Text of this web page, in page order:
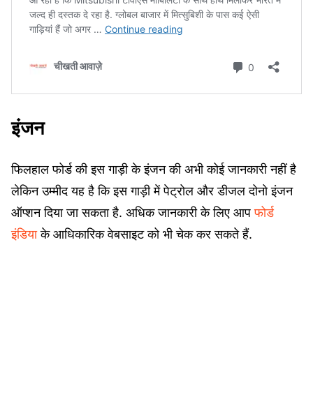
इंजन
फिलहाल फोर्ड की इस गाड़ी के इंजन की अभी कोई जानकारी नहीं है
लेकिन उम्मीद यह है कि इस गाड़ी में पेट्रोल और डीजल दोनो इंजन
ऑप्शन दिया जा सकता है. अधिक जानकारी के लिए आपफोर्ड
इंडियाके आधिकारिक वेबसाइट को भी चेक कर सकते हैं.